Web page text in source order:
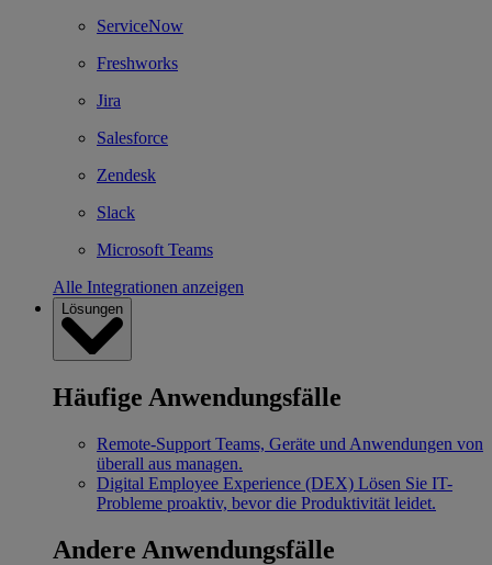
ServiceNow
Freshworks
Jira
Salesforce
Zendesk
Slack
Microsoft Teams
Alle Integrationen anzeigen
Lösungen
Häufige Anwendungsfälle
Remote-Support Teams, Geräte und Anwendungen von
überall aus managen.
Digital Employee Experience (DEX) Lösen Sie IT-
Probleme proaktiv, bevor die Produktivität leidet.
Andere Anwendungsfälle